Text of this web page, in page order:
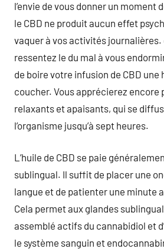
l’envie de vous donner un moment
le CBD ne produit aucun effet
vaquer à vos activités
ressentez le du mal à vous
de boire votre infusion de CBD une
coucher. Vous apprécierez encore
relaxants et apaisants, qui se
l’organisme jusqu’à sept heures.
L’huile de CBD se paie
sublingual. Il suffit de placer une
langue et de patienter une minute
Cela permet aux glandes
assemblé actifs du cannabidiol et
le système sanguin et